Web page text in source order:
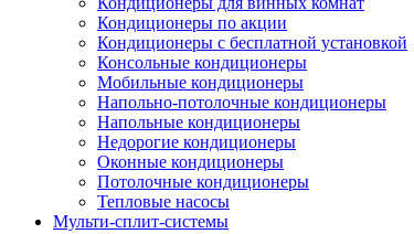
Кондиционеры по акции
Кондиционеры с бесплатной установкой
Консольные кондиционеры
Мобильные кондиционеры
Напольно-потолочные кондиционеры
Напольные кондиционеры
Недорогие кондиционеры
Оконные кондиционеры
Потолочные кондиционеры
Тепловые насосы
Мульти-сплит-системы